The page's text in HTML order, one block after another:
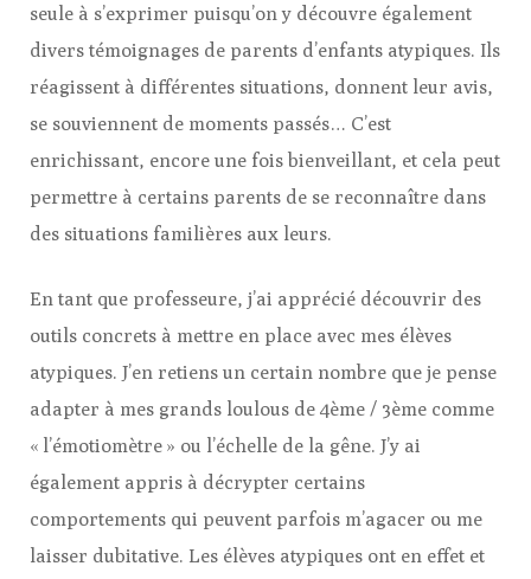
seule à s’exprimer puisqu’on y découvre également
divers témoignages de parents d’enfants atypiques. Ils
réagissent à différentes situations, donnent leur avis,
se souviennent de moments passés… C’est
enrichissant, encore une fois bienveillant, et cela peut
permettre à certains parents de se reconnaître dans
des situations familières aux leurs.
En tant que professeure, j’ai apprécié découvrir des
outils concrets à mettre en place avec mes élèves
atypiques. J’en retiens un certain nombre que je pense
adapter à mes grands loulous de 4ème / 3ème comme
« l’émotiomètre » ou l’échelle de la gêne. J’y ai
également appris à décrypter certains
comportements qui peuvent parfois m’agacer ou me
laisser dubitative. Les élèves atypiques ont en effet et